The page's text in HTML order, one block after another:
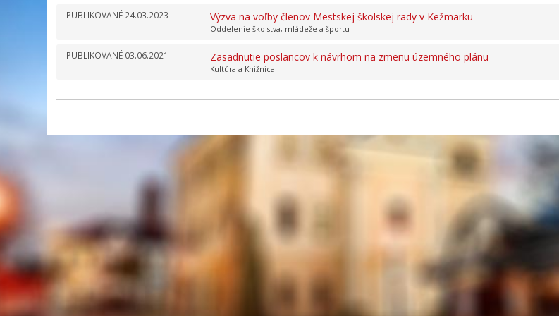
PUBLIKOVANÉ 24.03.2023 Výzva na voľby členov Mestskej školskej rady v Kežmarku
Oddelenie školstva, mládeže a športu
PUBLIKOVANÉ 03.06.2021 Zasadnutie poslancov k návrhom na zmenu územného plánu
Kultúra a Knižnica